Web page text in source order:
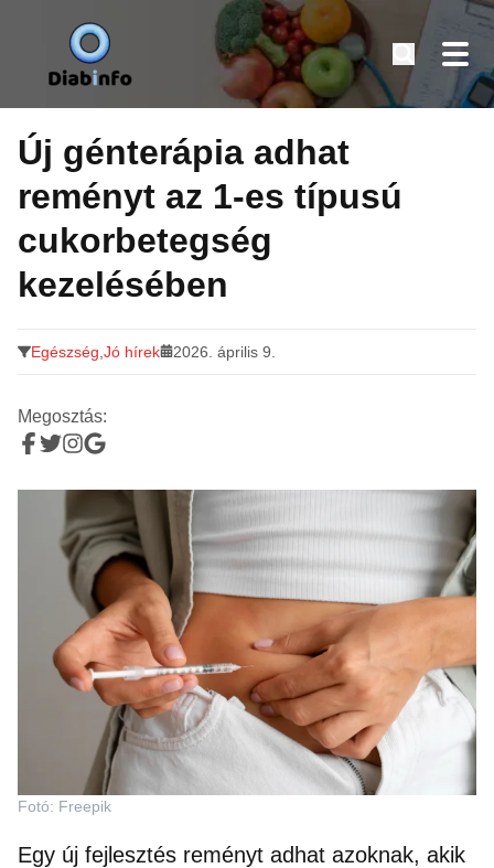
Tovább
tartalomra
Diabinfo.hu – Információk cukorbetegeknek
Új génterápia adhat
reményt az 1-es típusú
cukorbetegség
kezelésében
Egészség Jó hírek 2026. április 9.
Megosztás:
Fotó: Freepik
Egy új fejlesztés reményt adhat azoknak, akik